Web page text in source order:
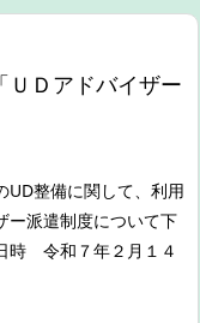
ＵＤアドバイザー
UD整備に関して、利用
ー派遣制度について下
時 令和７年２月１４